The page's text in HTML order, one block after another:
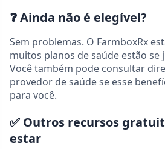
❓Ainda não é elegível?
Sem problemas. O FarmboxRx
muitos planos de saúde estão se
Você também pode consultar
provedor de saúde se esse
para você.
✅ Outros recursos
estar